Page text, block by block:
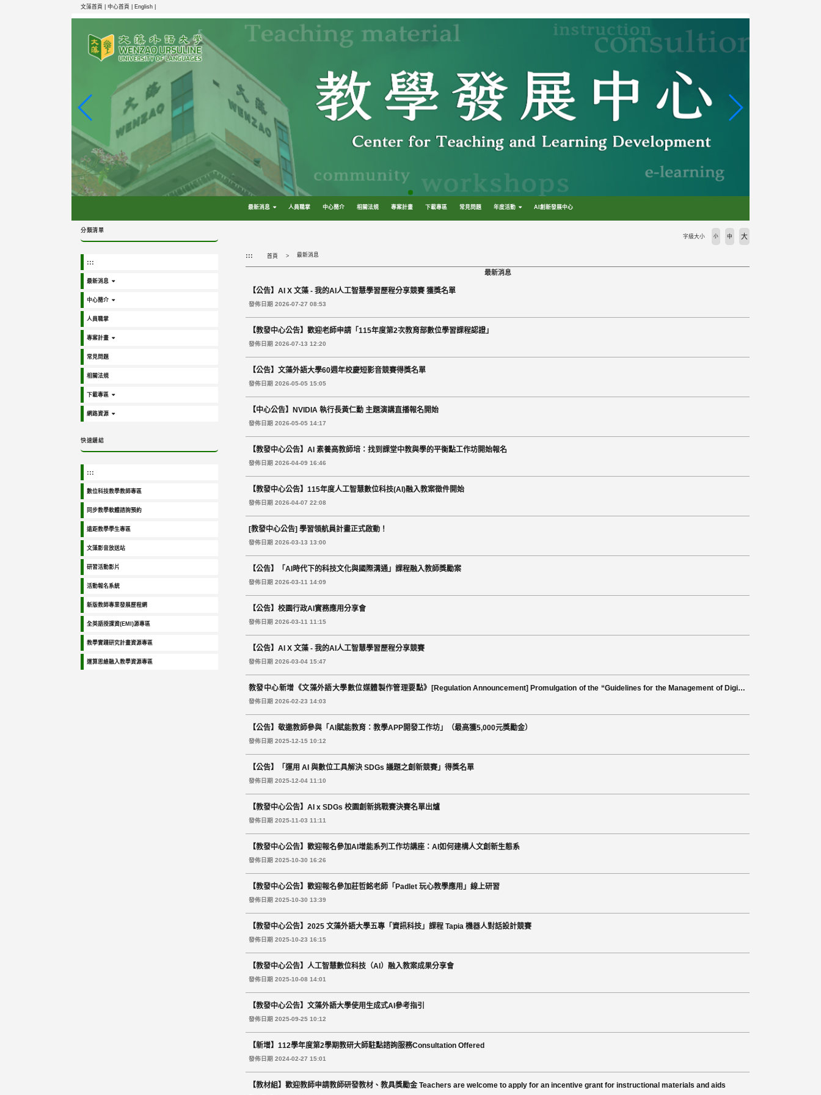
文藻首頁 | 中心首頁 | English |
最新消息 人員職掌 中心簡介 相關法規 專案計畫 下載專區 常見問題 年度活動 AI創新發展中心
分類清單
:::
最新消息
中心簡介
人員職掌
專案計畫
常見問題
相關法規
下載專區
網路資源
快速鏈結
:::
數位科技教學教師專區
同步教學軟體諮詢預約
遠距教學學生專區
文藻影音放送站
研習活動影片
活動報名系統
新版教師專業發展歷程網
全英語授課資(EMI)源專區
教學實踐研究計畫資源專區
運算思維融入教學資源專區
::: 首頁 最新消息
字級大小 小 中 大
最新消息
【公告】AI X 文藻 - 我的AI人工智慧學習歷程分享競賽 獲獎名單
發佈日期 2026-07-27 08:53
【教發中心公告】歡迎老師申請「115年度第2次教育部數位學習課程認證」
發佈日期 2026-07-13 12:20
【公告】文藻外語大學60週年校慶短影音競賽得獎名單
發佈日期 2026-05-05 15:05
【中心公告】NVIDIA 執行長黃仁勳 主題演講直播報名開始
發佈日期 2026-05-05 14:17
【教發中心公告】AI 素養高教師培：找到課堂中教與學的平衡點工作坊開始報名
發佈日期 2026-04-09 16:46
【教發中心公告】115年度人工智慧數位科技(AI)融入教案徵件開始
發佈日期 2026-04-07 22:08
[教發中心公告] 學習領航員計畫正式啟動！
發佈日期 2026-03-13 13:00
【公告】「AI時代下的科技文化與國際溝通」課程融入教師獎勵案
發佈日期 2026-03-11 14:09
【公告】校園行政AI實務應用分享會
發佈日期 2026-03-11 11:15
【公告】AI X 文藻 - 我的AI人工智慧學習歷程分享競賽
發佈日期 2026-03-04 15:47
教發中心新增《文藻外語大學數位媒體製作管理要點》[Regulation Announcement] Promulgation of the “Guidelines for the Management of Digital
Media Production of Wenzao Ursuline University of Languages”
發佈日期 2026-02-23 14:03
【公告】敬邀教師參與「AI賦能教育：教學APP開發工作坊」（最高獲5,000元獎勵金）
發佈日期 2025-12-15 10:12
【公告】「運用 AI 與數位工具解決 SDGs 議題之創新競賽」得獎名單
發佈日期 2025-12-04 11:10
【教發中心公告】AI x SDGs 校園創新挑戰賽決賽名單出爐
發佈日期 2025-11-03 11:11
【教發中心公告】歡迎報名參加AI增能系列工作坊講座：AI如何建構人文創新生態系
發佈日期 2025-10-30 16:26
【教發中心公告】歡迎報名參加莊哲銘老師「Padlet 玩心教學應用」線上研習
發佈日期 2025-10-30 13:39
【教發中心公告】2025 文藻外語大學五專「資訊科技」課程 Tapia 機器人對話設計競賽
發佈日期 2025-10-23 16:15
【教發中心公告】人工智慧數位科技（AI）融入教案成果分享會
發佈日期 2025-10-08 14:01
【教發中心公告】文藻外語大學使用生成式AI參考指引
發佈日期 2025-09-25 10:12
【新增】112學年度第2學期教研大師駐點諮詢服務Consultation Offered
發佈日期 2024-02-27 15:01
【教材組】歡迎教師申請教師研發教材、教具獎勵金 Teachers are welcome to apply for an incentive grant for instructional materials and aids